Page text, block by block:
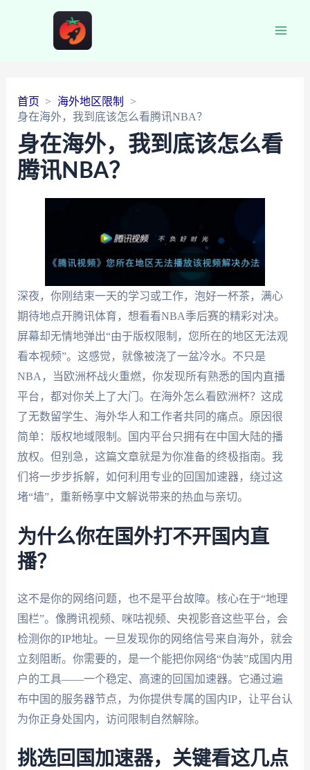
首页
海外地区限制
身在海外，我到底该怎么看腾讯NBA？
身在海外，我到底该怎么看
腾讯NBA？
深夜，你刚结束一天的学习或工作，泡好一杯茶，满心
期待地点开腾讯体育，想看看NBA季后赛的精彩对决。
屏幕却无情地弹出“由于版权限制，您所在的地区无法观
看本视频”。这感觉，就像被浇了一盆冷水。不只是
NBA，当欧洲杯战火重燃，你发现所有熟悉的国内直播
平台，都对你关上了大门。在海外怎么看欧洲杯？这成
了无数留学生、海外华人和工作者共同的痛点。原因很
简单：版权地域限制。国内平台只拥有在中国大陆的播
放权。但别急，这篇文章就是为你准备的终极指南。我
们将一步步拆解，如何利用专业的回国加速器，绕过这
堵“墙”，重新畅享中文解说带来的热血与亲切。
为什么你在国外打不开国内直
播？
这不是你的网络问题，也不是平台故障。核心在于“地理
围栏”。像腾讯视频、咪咕视频、央视影音这些平台，会
检测你的IP地址。一旦发现你的网络信号来自海外，就会
立刻阻断。你需要的，是一个能把你网络“伪装”成国内用
户的工具——一个稳定、高速的回国加速器。它通过遍
布中国的服务器节点，为你提供专属的国内IP，让平台认
为你正身处国内，访问限制自然解除。
挑选回国加速器，关键看这几点